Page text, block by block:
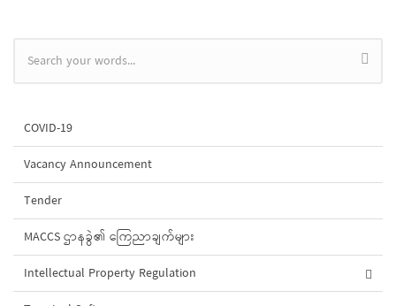
Search form
COVID-19
Vacancy Announcement
Tender
MACCS ဌာနခွဲ၏ ကြေညာချက်များ
Intellectual Property Regulation